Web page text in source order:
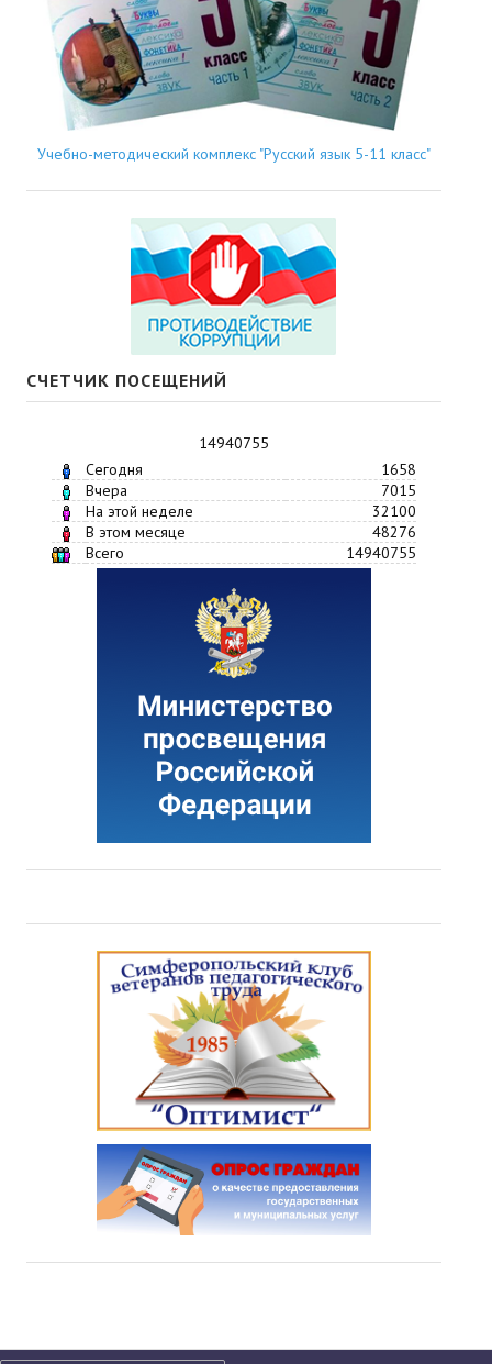
Учебно-методический комплекс "Русский язык 5-11 класс"
СЧЕТЧИК ПОСЕЩЕНИЙ
14940755
Сегодня
1658
Вчера
7015
На этой неделе
32100
В этом месяце
48276
Всего
14940755